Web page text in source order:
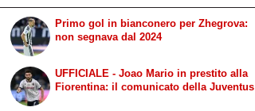
Primo gol in bianconero per Zhegrova:
non segnava dal 2024
UFFICIALE - Joao Mario in prestito alla
Fiorentina: il comunicato della Juventus